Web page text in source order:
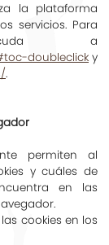
la plataforma
servicios. Para
a
doubleclick y
.
permiten al
y cuáles de
en las
cookies en los